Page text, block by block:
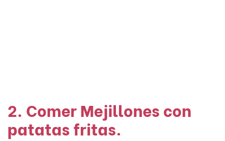
2. Comer Mejillones con
patatas fritas.